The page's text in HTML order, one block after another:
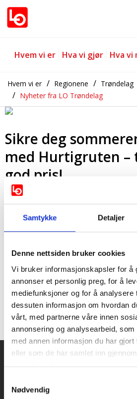
Samtykke Detaljer
Denne nettsiden bruker cookies
Vi bruker informasjonskapsler for å
annonser et personlig preg, for å
mediefunksjoner og for å
dessuten informasjon om hvordan
vårt, med partnerne våre innen
annonsering og analysearbeid,
med annen informasjon du har gjort
eller som de har samlet inn
Nødvendig
Sikre deg
Gå til hovedinnhold
Gå til navigasjon
Hvem vi er Hva vi gjør Hva vi
Hvem vi er Regionene
Trøndelag
Nyheter fra LO Trøndelag
Sikre deg
med Hurtigruten
god pris!
21.05.2025
Opplev norskekysten i sommer til
med den originale kystruten fra
Svalbardlinjen fra 24 999,-.
Tilbudet gjelder reiser fra 1. mai til
Første avgang med Svalbardlinjen
mai. Gjelder nye bestillinger
2025. Partnerrabatt på 10 %
Les mer og bestill her
Presse